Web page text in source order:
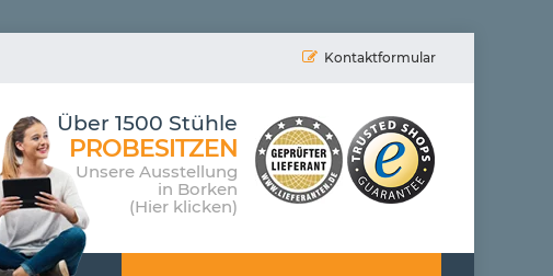
Kontaktformular
Über 1500 Stühle
PROBESITZEN
Unsere Ausstellung
in Borken
(Hier klicken)